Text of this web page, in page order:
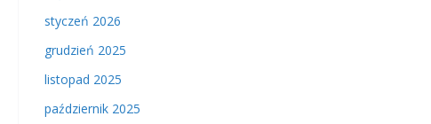
styczeń 2026
grudzień 2025
listopad 2025
październik 2025